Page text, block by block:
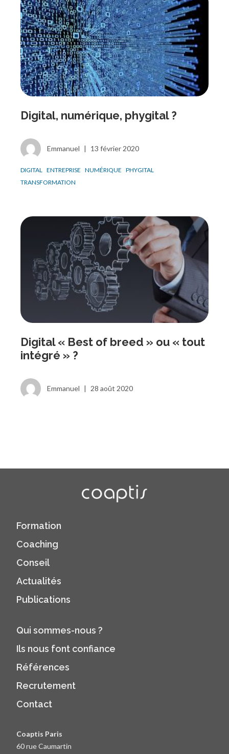
Digital, numérique, phygital ?
Emmanuel | 13 février 2020
DIGITAL ENTREPRISE NUMÉRIQUE PHYGITAL
TRANSFORMATION
Digital « Best of breed » ou « tout
intégré » ?
Emmanuel | 28 août 2020
Formation
Coaching
Conseil
Actualités
Publications
Qui sommes-nous ?
Ils nous font confiance
Références
Recrutement
Contact
Coaptis Paris
60 rue Caumartin